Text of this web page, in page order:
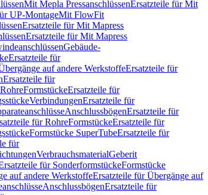
Mit Mepla PressanschlüssenErsatzteile für Mit
UP-MontageMit FlowFit
Ersatzteile für Mit Mapress
Ersatzteile für Mit Mapress
Gebäude-
Ersatzteile für
auf andere WerkstoffeErsatzteile für
Ersatzteile für
FormstückeErsatzteile für
VerbindungenErsatzteile für
AnschlussbögenErsatzteile für
für RohreFormstückeErsatzteile für
Formstücke SuperTubeErsatzteile für
für
VerbrauchsmaterialGeberit
für SonderformstückeFormstücke
auf andere WerkstoffeErsatzteile für Übergänge auf
AnschlussbögenErsatzteile für